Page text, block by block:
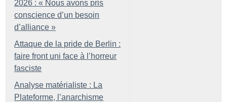
2026 : « Nous avons pris
conscience d’un besoin
d’alliance »
Attaque de la pride de Berlin :
faire front uni face à l’horreur
fasciste
Analyse matérialiste : La
Plateforme, l’anarchisme